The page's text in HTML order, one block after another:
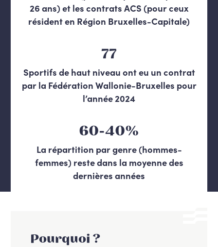
26 ans) et les contrats ACS (pour ceux
résident en Région Bruxelles-Capitale)
77
Sportifs de haut niveau ont eu un contrat
par la Fédération Wallonie-Bruxelles pour
l’année 2024
60-40%
La répartition par genre (hommes-
femmes) reste dans la moyenne des
dernières années
Pourquoi ?